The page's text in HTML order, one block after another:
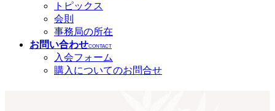
トピックス
会則
事務局の所在
お問い合わせCONTACT
入会フォーム
購入についてのお問合せ